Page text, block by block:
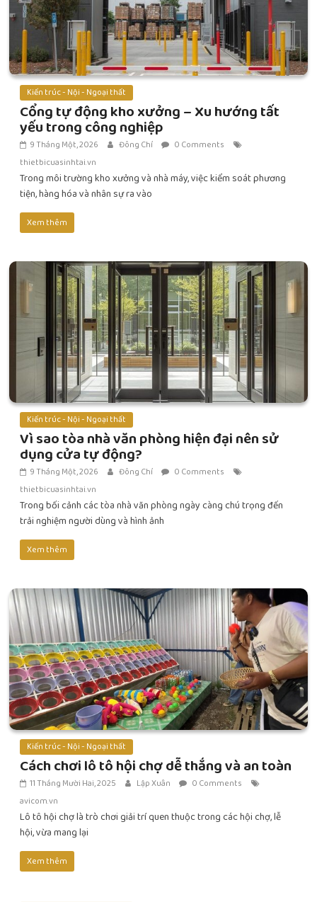
Kiến trúc - Nội - Ngoại thất
Cổng tự động kho xưởng – Xu hướng tất
yếu trong công nghiệp
9 Tháng Một, 2026 Đông Chí
0 Comments
thietbicuasinhtai.vn
Trong môi trường kho xưởng và nhà máy, việc kiểm soát phương
tiện, hàng hóa và nhân sự ra vào
Xem thêm
Kiến trúc - Nội - Ngoại thất
Vì sao tòa nhà văn phòng hiện đại nên sử
dụng cửa tự động?
9 Tháng Một, 2026 Đông Chí
0 Comments
thietbicuasinhtai.vn
Trong bối cảnh các tòa nhà văn phòng ngày càng chú trọng đến
trải nghiệm người dùng và hình ảnh
Xem thêm
Kiến trúc - Nội - Ngoại thất
Cách chơi lô tô hội chợ dễ thắng và an toàn
11 Tháng Mười Hai, 2025 Lập Xuân
0 Comments
avicom.vn
Lô tô hội chợ là trò chơi giải trí quen thuộc trong các hội chợ, lễ
hội, vừa mang lại
Xem thêm